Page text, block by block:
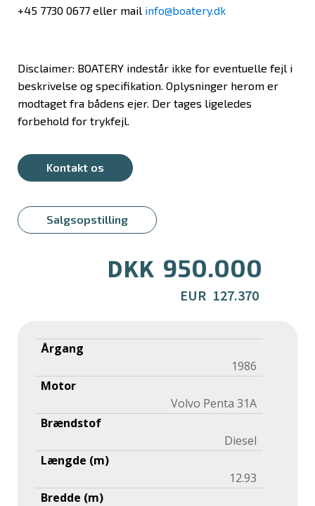
+45 7730 0677 eller mail info@boatery.dk
Disclaimer: BOATERY indestår ikke for eventuelle fejl i
beskrivelse og specifikation. Oplysninger herom er
modtaget fra bådens ejer. Der tages ligeledes
forbehold for trykfejl.
Kontakt os
Salgsopstilling
DKK 950.000
EUR 127.370
Årgang
1986
Motor
Volvo Penta 31A
Brændstof
Diesel
Længde (m)
12.93
Bredde (m)